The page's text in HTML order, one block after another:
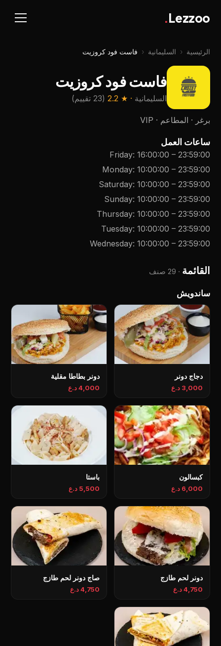
Lezzoo
.
الرئيسية ‹ السليمانية ‹ فاست فود كروزيت
فاست فود كروزيت
السليمانية · ★
2.2
(23 تقييم )
برغر · المطاعم · VIP
ساعات العمل
Friday: 16:00:00 – 23:59:00
Monday: 10:00:00 – 23:59:00
Saturday: 10:00:00 – 23:59:00
Sunday: 10:00:00 – 23:59:00
Thursday: 10:00:00 – 23:59:00
Tuesday: 10:00:00 – 23:59:00
Wednesday: 10:00:00 – 23:59:00
القائمة · 29 صنف
ساندویش
دجاج دونر
3,000 د.ع
دونر بطاطا مقلية
4,000 د.ع
كبسالون
6,000 د.ع
باستا
5,500 د.ع
دونر لحم طازج
4,750 د.ع
صاج دونر لحم طازج
4,750 د.ع